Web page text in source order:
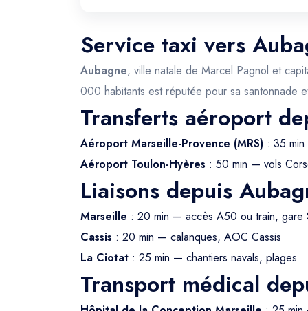
Service taxi vers
Aubagne, ville natale de Marcel Pagnol et
000 habitants est réputée pour sa santonnade
Transferts aéroport
Aéroport Marseille-Provence (MRS) : 35
Aéroport Toulon-Hyères : 50 min — vols
Liaisons depuis
Marseille : 20 min — accès A50 ou train, gare
Cassis : 20 min — calanques, AOC Cassis
La Ciotat : 25 min — chantiers navals, plages
Transport médical